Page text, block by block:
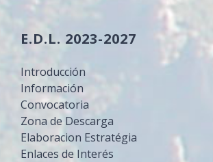
E.D.L. 2023-2027
Introducción
Información
Convocatoria
Zona de Descarga
Elaboracion Estratégia
Enlaces de Interés